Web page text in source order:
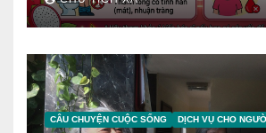
NGƯỜI
CÂU CHUYỆN CUỘC SỐNG DỊCH VỤ CHO